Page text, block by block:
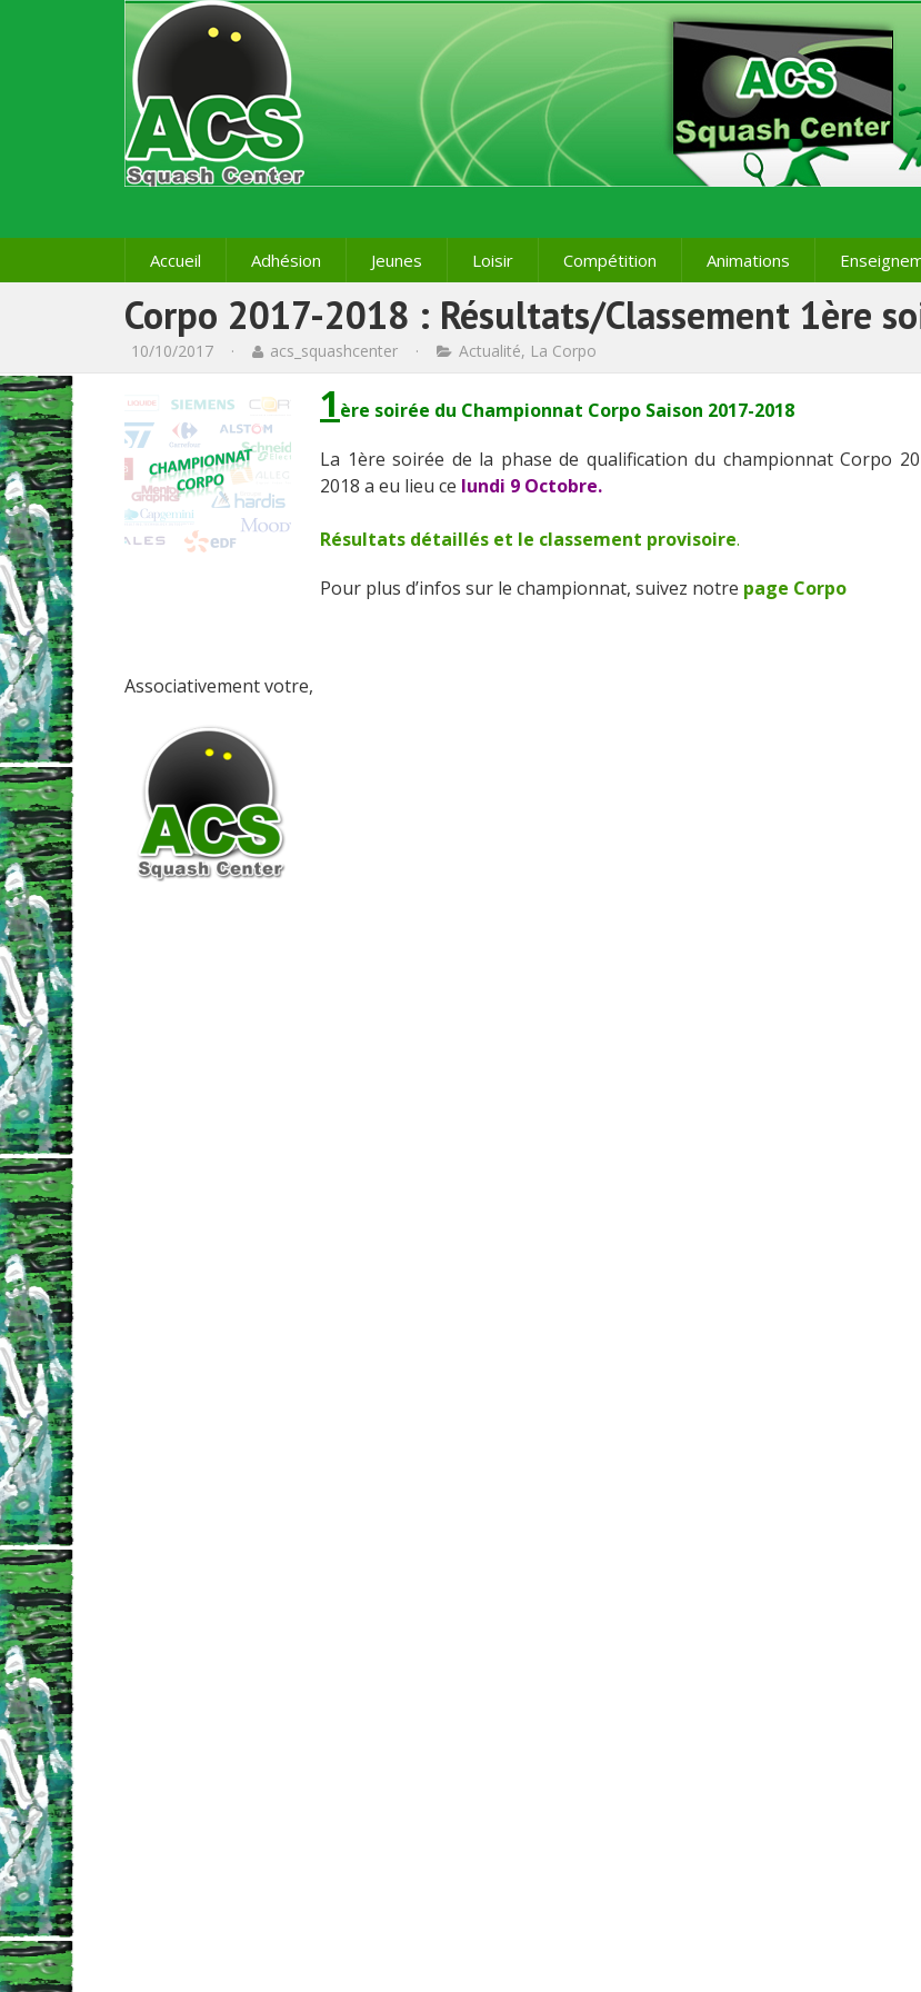
Accueil Adhésion Jeunes Loisir Compétition Animations
Corpo 2017-2018 : Résultats/Classement 1ère
10/10/2017 · acs_squashcenter · Actualité, La Corpo
1 ère soirée du Championnat Corpo Saison 2017-2018
La 1ère soirée de la phase de qualification du championnat Corpo
2018 a eu lieu ce lundi 9 Octobre.
Résultats détaillés et le classement provisoire.
Pour plus d’infos sur le championnat, suivez notre page Corpo
Associativement votre,